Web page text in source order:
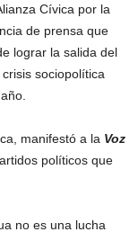
Cívica por la
de prensa que
lograr la salida del
sociopolítica
manifestó a la Voz
políticos que
no es una lucha